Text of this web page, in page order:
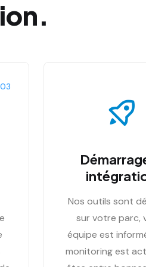
03
Nos outils sont
sur votre parc,
équipe est
monitoring est